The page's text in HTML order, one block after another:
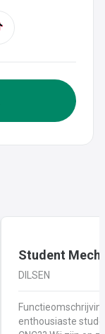
Student
DILSEN
Functieomschrijving: Ben jij
enthousiaste